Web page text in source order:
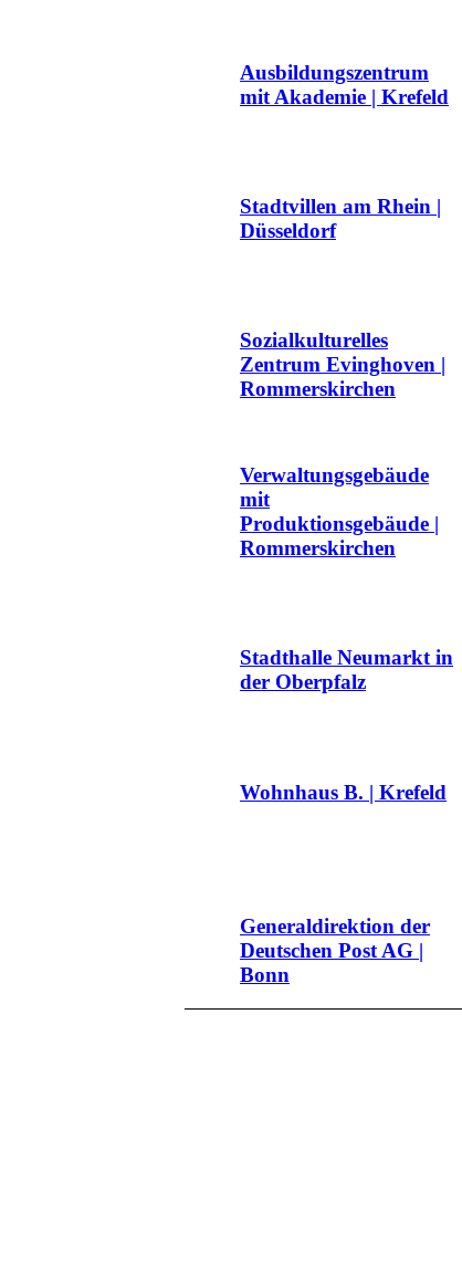
Ausbildungszentrum
mit Akademie | Krefeld
Stadtvillen am Rhein |
Düsseldorf
Sozialkulturelles
Zentrum Evinghoven |
Rommerskirchen
Verwaltungsgebäude
mit
Produktionsgebäude |
Rommerskirchen
Stadthalle Neumarkt in
der Oberpfalz
Wohnhaus B. | Krefeld
Generaldirektion der
Deutschen Post AG |
Bonn